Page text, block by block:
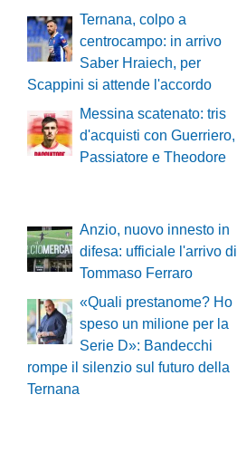
Ternana, colpo a
centrocampo: in arrivo
Saber Hraiech, per
Scappini si attende l'accordo
Messina scatenato: tris
d'acquisti con Guerriero,
Passiatore e Theodore
Anzio, nuovo innesto in
difesa: ufficiale l'arrivo di
Tommaso Ferraro
«Quali prestanome? Ho
speso un milione per la
Serie D»: Bandecchi
rompe il silenzio sul futuro della
Ternana